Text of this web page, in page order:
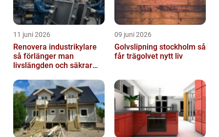
11 juni 2026
Renovera industrikylare
så förlänger man
livslängden och säkrar
09 juni 2026
Golvslipning stockholm så
får trägolvet nytt liv